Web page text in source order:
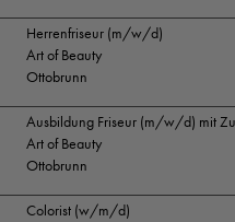
Herrenfriseur (m/w/d)
Art of Beauty
Ottobrunn
Ausbildung Friseur (m/w/d) mit
Art of Beauty
Ottobrunn
Colorist (w/m/d)